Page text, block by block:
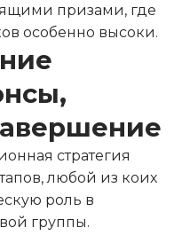
призами, где
особенно высоки.
стратегия
любой из коих
роль в
группы.